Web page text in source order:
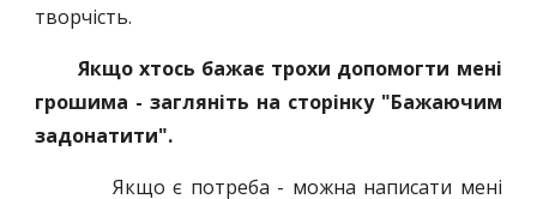
творчість.
Якщо хтось бажає трохи допомогти мені
грошима - загляніть на сторінку "Бажаючим
задонатити".
Якщо є потреба - можна написати мені